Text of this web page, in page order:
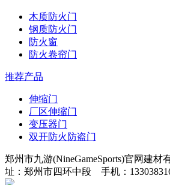
木质防火门
钢质防火门
防火窗
防火卷帘门
推荐产品
伸缩门
厂区伸缩门
变压器门
双开防火防盗门
郑州市九游(NineGameSports)官网建材
址：郑州市四环中段 手机：